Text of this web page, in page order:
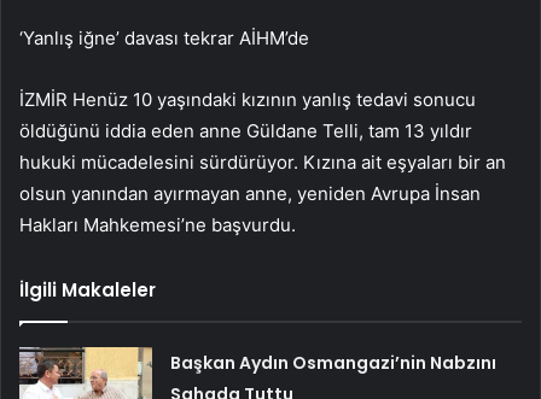
‘Yanlış iğne’ davası tekrar AİHM’de
İZMİR Henüz 10 yaşındaki kızının yanlış tedavi sonucu
öldüğünü iddia eden anne Güldane Telli, tam 13 yıldır
hukuki mücadelesini sürdürüyor. Kızına ait eşyaları bir an
olsun yanından ayırmayan anne, yeniden Avrupa İnsan
Hakları Mahkemesi’ne başvurdu.
İlgili Makaleler
Başkan Aydın Osmangazi’nin Nabzını
Sahada Tuttu